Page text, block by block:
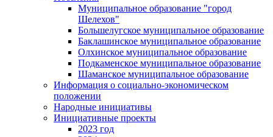
Муниципальное образование "город
Шелехов"
Большелугское муниципальное образование
Баклашинское муниципальное образование
Олхинское муниципальное образование
Подкаменское муниципальное образование
Шаманское муниципальное образование
Информация о социально-экономическом
положении
Народные инициативы
Инициативные проекты
2023 год